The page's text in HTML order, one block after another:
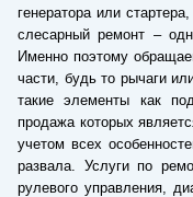
генератора или
слесарный ремонт –
Именно поэтому
части, будь то рычаги
такие элементы как
продажа которых
учетом всех
развала. Услуги по
рулевого управления,